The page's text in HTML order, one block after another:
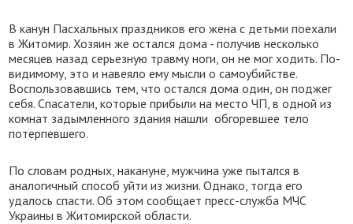
В канун Пасхальных праздников его жена с детьми поехали
в Житомир. Хозяин же остался дома - получив несколько
месяцев назад серьезную травму ноги, он не мог ходить. По-
видимому, это и навеяло ему мысли о самоубийстве.
Воспользовавшись тем, что остался дома один, он поджег
себя. Спасатели, которые прибыли на место ЧП, в одной из
комнат задымленного здания нашли обгоревшее тело
потерпевшего.
По словам родных, накануне, мужчина уже пытался в
аналогичный способ уйти из жизни. Однако, тогда его
удалось спасти. Об этом сообщает пресс-служба МЧС
Украины в Житомирской области.